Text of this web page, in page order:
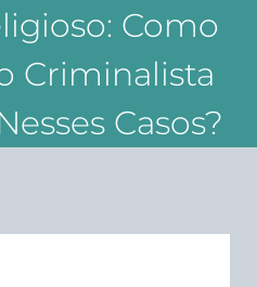
Como
Criminalista
Casos?